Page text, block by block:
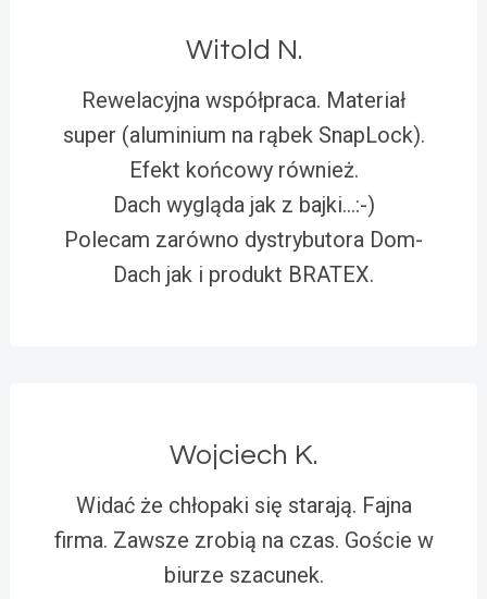
Witold N.
Rewelacyjna współpraca. Materiał
super (aluminium na rąbek SnapLock).
Efekt końcowy również.
Dach wygląda jak z bajki…:-)
Polecam zarówno dystrybutora Dom-
Dach jak i produkt BRATEX.
Wojciech K.
Widać że chłopaki się starają. Fajna
firma. Zawsze zrobią na czas. Goście w
biurze szacunek.